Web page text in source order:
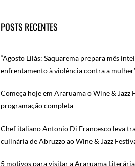
POSTS RECENTES
“Agosto Lilás: Saquarema prepara mês
enfrentamento à violência contra a
Começa hoje em Araruama o Wine & Jazz
programação completa
Chef italiano Antonio Di Francesco leva
culinária de Abruzzo ao Wine & Jazz
5 motivos para visitar a Araruama